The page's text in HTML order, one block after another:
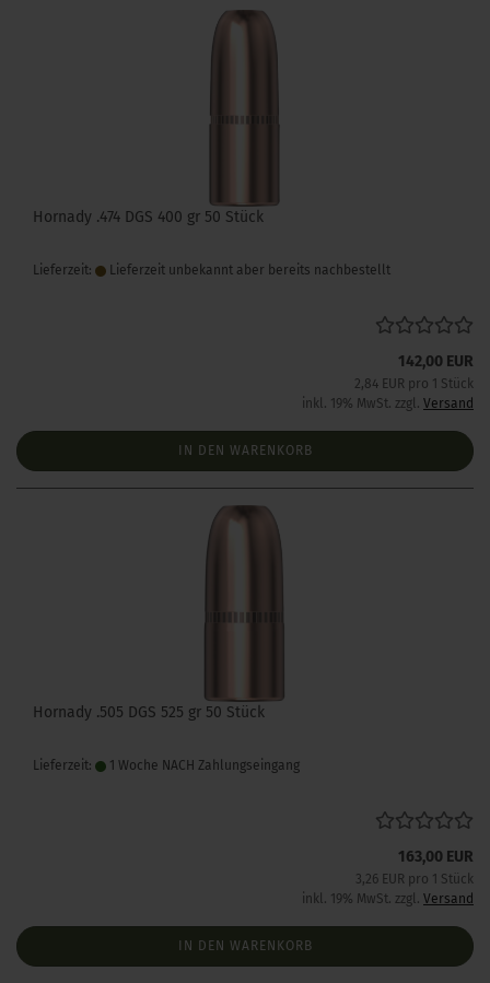
Hornady .474 DGS 400 gr 50 Stück
Lieferzeit: Lieferzeit unbekannt aber bereits nachbestellt
142,00 EUR
2,84 EUR pro 1 Stück
inkl. 19% MwSt. zzgl. Versand
IN DEN WARENKORB
Hornady .505 DGS 525 gr 50 Stück
Lieferzeit: 1 Woche NACH Zahlungseingang
163,00 EUR
3,26 EUR pro 1 Stück
inkl. 19% MwSt. zzgl. Versand
IN DEN WARENKORB